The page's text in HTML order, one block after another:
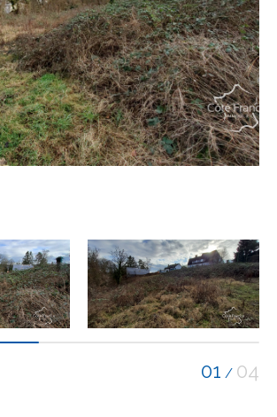
01 / 04
LES CRITÈRES